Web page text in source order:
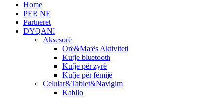
Home
PER NE
Partneret
DYQANI
Aksesorë
Orë&Matës Aktiviteti
Kufje bluetooth
Kufje për zyrë
Kufje për fëmijë
Celular&Tablet&Navigim
​Kabllo